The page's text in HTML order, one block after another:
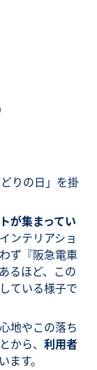
りの日」を掛
が集まってい
ンテリアショ
ず『阪急電車
るほど、この
ている様子で
地やこの落ち
から、 利用者
ます。